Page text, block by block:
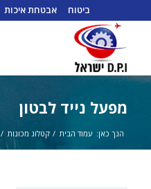
ביטוח אבטחת איכות
מפעל נייד לבטון
הנך כאן: עמוד הבית / קטלוג מכונות /